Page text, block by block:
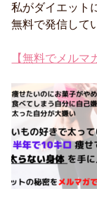
私がダイエット
無料で発信して
【無料でメルマ